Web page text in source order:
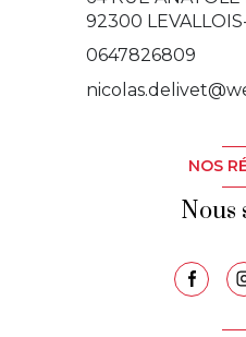
92300
0647826809
NOS
Nous